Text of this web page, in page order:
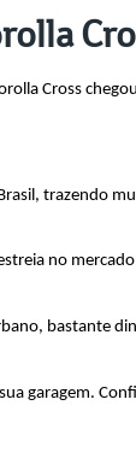
Cross
trazendo
no
bastante
garagem.